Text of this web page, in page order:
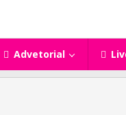
Advetorial